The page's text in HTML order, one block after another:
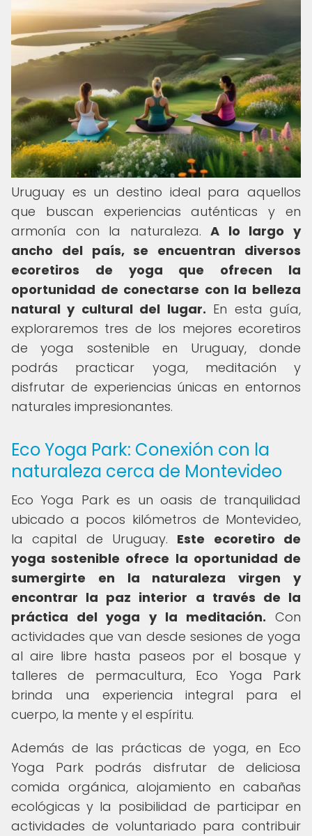
Uruguay es un destino ideal para aquellos
que buscan experiencias auténticas y en
armonía con la naturaleza.A lo largo y
ancho del país, se encuentran diversos
ecoretiros de yoga que ofrecen la
oportunidad de conectarse con la belleza
natural y cultural del lugar. En esta guía,
exploraremos tres de los mejores ecoretiros
de yoga sostenible en Uruguay, donde
podrás practicar yoga, meditación y
disfrutar de experiencias únicas en entornos
naturales impresionantes.
Eco Yoga Park: Conexión con la
naturaleza cerca de Montevideo
Eco Yoga Park es un oasis de tranquilidad
ubicado a pocos kilómetros de Montevideo,
la capital de Uruguay. Este ecoretiro de
yoga sostenible ofrece la oportunidad de
sumergirte en la naturaleza virgen y
encontrar la paz interior a través de la
práctica del yoga y la meditación. Con
actividades que van desde sesiones de yoga
al aire libre hasta paseos por el bosque y
talleres de permacultura, Eco Yoga Park
brinda una experiencia integral para el
cuerpo, la mente y el espíritu.
Además de las prácticas de yoga, en Eco
Yoga Park podrás disfrutar de deliciosa
comida orgánica, alojamiento en cabañas
ecológicas y la posibilidad de participar en
actividades de voluntariado para contribuir